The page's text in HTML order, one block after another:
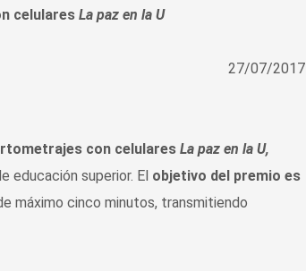
celulares La paz en la U
27/07/2017
con celulares La paz en la U,
educación superior. El objetivo del premio es
máximo cinco minutos, transmitiendo